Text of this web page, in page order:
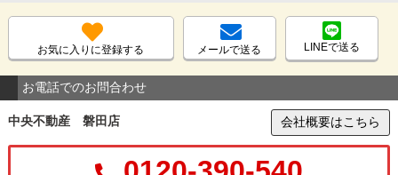
お気に入りに登録する メールで送る LINEで送る
お電話でのお問合わせ
中央不動産 磐田店 会社概要はこちら